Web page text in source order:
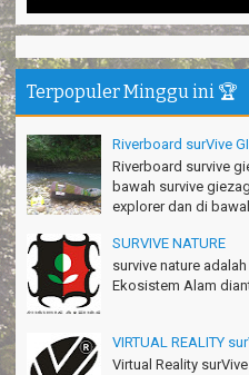
Mind managementnya mantap!
Gn.Semeru mantap, Thanks gan!
Gn.Ciremai seru banget
Ridwan - Bekasi
Pokonya seru, Amazing gmana?!
Susi - Cimahi
Thanks Gn.Ciremai mantap
Rian - Surabaya
William - Singapore
Terpopuler Minggu ini 🏆
Riverboard surVive
Riverboard survive
bawah survive
explorer dan di
SURVIVE NATURE
survive nature
Ekosistem Alam
VIRTUAL REALITY
Virtual Reality